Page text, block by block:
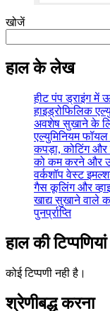
खोजें
हाल के लेख
हीट पंप ड्राइंग में
हाइड्रोफिलिक
अवशेष सुखाने के
एल्युमिनियम
कपड़ा, कोटिंग
को कम करने और
वर्कशॉप वेस्ट
गैस कूलिंग और
खाद्य सुखाने वाले
पुनर्प्राप्ति
हाल की टिप्पणियां
कोई टिप्पणी नही है।
श्रेणीबद्ध करना